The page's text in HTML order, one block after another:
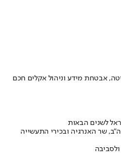
אבטחת מידע וניהול אקלים חכם
לשנים הבאות
שר האנרגיה ובכירי התעשייה